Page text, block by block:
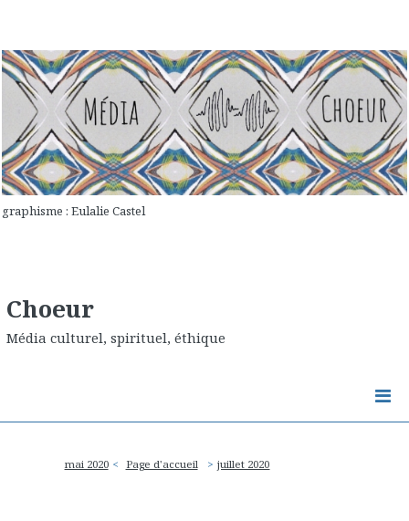
graphisme : Eulalie Castel
Choeur
Média culturel, spirituel, éthique
mai 2020 Page d'accueil juillet 2020